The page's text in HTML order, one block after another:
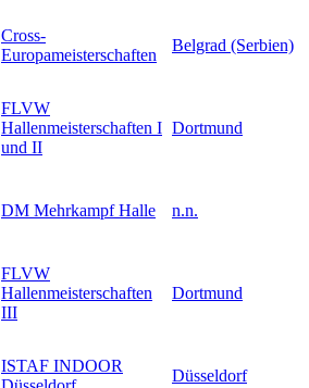
Cross-
Europameisterschaften
Belgrad (Serbien)
FLVW
Hallenmeisterschaften I
und II
Dortmund
DM Mehrkampf Halle n.n.
FLVW
Hallenmeisterschaften
III
Dortmund
ISTAF INDOOR
Düsseldorf